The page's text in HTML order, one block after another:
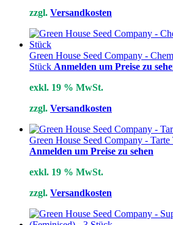
zzgl. Versandkosten
Green House Seed Company -
Stück Anmelden um Preise zu
exkl. 19 % MwSt.
zzgl. Versandkosten
Green House Seed Company -
Anmelden um Preise zu sehen
exkl. 19 % MwSt.
zzgl. Versandkosten